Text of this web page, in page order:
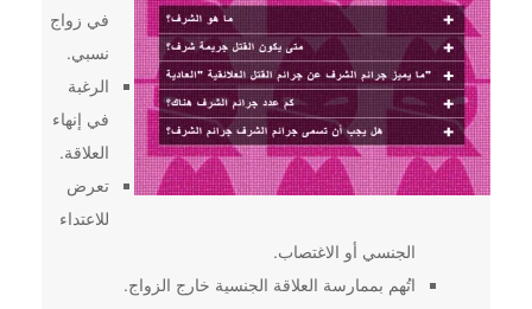
في زواج
نسبي.
الرغبة
في إنهاء
العلاقة.
تعرض
للاعتداء
الجنسي أو الاغتصاب.
اتُهم بممارسة العلاقة الجنسية خارج الزواج.